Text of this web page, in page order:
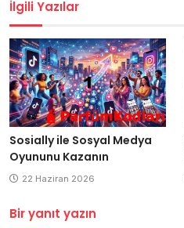
İlgili Yazılar
Sosially ile Sosyal Medya
Oyununu Kazanın
22 Haziran 2026
Bir yanıt yazın